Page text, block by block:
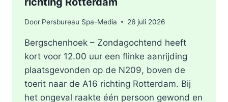
Door Persbureau Spa-Media 26 juli 2026
Bergschenhoek – Zondagochtend heeft
kort voor 12.00 uur een flinke aanrijding
plaatsgevonden op de N209, boven de
toerit naar de A16 richting Rotterdam. Bij
het ongeval raakte één persoon gewond en